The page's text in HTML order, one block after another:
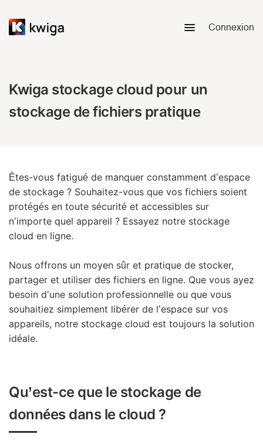
Connexion
Kwiga stockage cloud pour un
stockage de fichiers pratique
Êtes-vous fatigué de manquer constamment d’espace
de stockage ? Souhaitez-vous que vos fichiers soient
protégés en toute sécurité et accessibles sur
n’importe quel appareil ? Essayez notre stockage
cloud en ligne.
Nous offrons un moyen sûr et pratique de stocker,
partager et utiliser des fichiers en ligne. Que vous ayez
besoin d’une solution professionnelle ou que vous
souhaitiez simplement libérer de l’espace sur vos
appareils, notre stockage cloud est toujours la solution
idéale.
Qu’est-ce que le stockage de
données dans le cloud ?